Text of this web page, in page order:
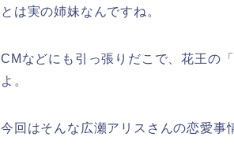
とは実の姉妹なんですね。
CMなどにも引っ張りだこで、花王の
よ。
今回はそんな広瀬アリスさんの恋愛事